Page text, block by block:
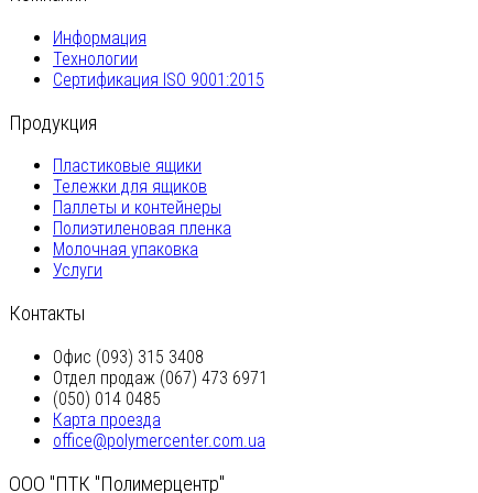
Информация
Технологии
Сертификация ISO 9001:2015
Продукция
Пластиковые ящики
Тележки для ящиков
Паллеты и контейнеры
Полиэтиленовая пленка
Молочная упаковка
Услуги
Контакты
Офис (093) 315 3408
Отдел продаж (067) 473 6971
(050) 014 0485
Карта проезда
office@polymercenter.com.ua
ООО "ПТК "Полимерцентр"